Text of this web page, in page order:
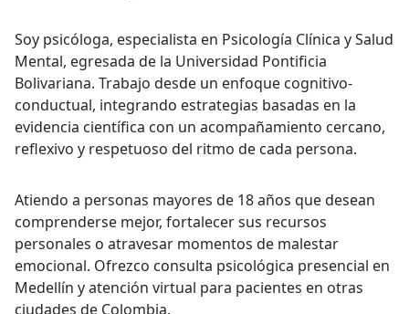
Soy psicóloga, especialista en Psicología Clínica y Salud
Mental, egresada de la Universidad Pontificia
Bolivariana. Trabajo desde un enfoque cognitivo-
conductual, integrando estrategias basadas en la
evidencia científica con un acompañamiento cercano,
reflexivo y respetuoso del ritmo de cada persona.
Atiendo a personas mayores de 18 años que desean
comprenderse mejor, fortalecer sus recursos
personales o atravesar momentos de malestar
emocional. Ofrezco consulta psicológica presencial en
Medellín y atención virtual para pacientes en otras
ciudades de Colombia.